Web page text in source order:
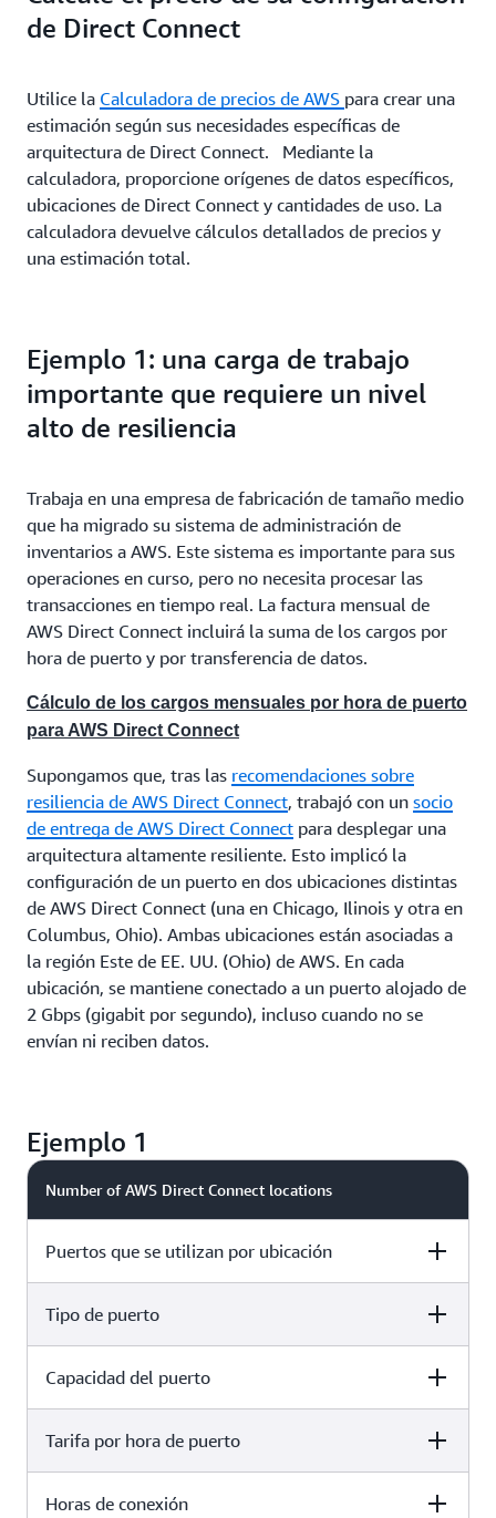
Sovereign Cloud (Alemania)
0,0197 EUR
de Direct Connect
Utilice la Calculadora de precios de AWS para crear una
estimación según sus necesidades específicas de
arquitectura de Direct Connect. Mediante la
calculadora, proporcione orígenes de datos específicos,
ubicaciones de Direct Connect y cantidades de uso. La
calculadora devuelve cálculos detallados de precios y
una estimación total.
Ejemplo 1: una carga de trabajo
importante que requiere un nivel
alto de resiliencia
Trabaja en una empresa de fabricación de tamaño medio
que ha migrado su sistema de administración de
inventarios a AWS. Este sistema es importante para sus
operaciones en curso, pero no necesita procesar las
transacciones en tiempo real. La factura mensual de
AWS Direct Connect incluirá la suma de los cargos por
hora de puerto y por transferencia de datos.
Cálculo de los cargos mensuales por hora de puerto
para AWS Direct Connect
Supongamos que, tras las recomendaciones sobre
resiliencia de AWS Direct Connect, trabajó con un socio
de entrega de AWS Direct Connect para desplegar una
arquitectura altamente resiliente. Esto implicó la
configuración de un puerto en dos ubicaciones distintas
de AWS Direct Connect (una en Chicago, Ilinois y otra en
Columbus, Ohio). Ambas ubicaciones están asociadas a
la región Este de EE. UU. (Ohio) de AWS. En cada
ubicación, se mantiene conectado a un puerto alojado de
2 Gbps (gigabit por segundo), incluso cuando no se
envían ni reciben datos.
Ejemplo 1
Number of AWS Direct Connect locations
Puertos que se utilizan por ubicación
2 locations
1 puerto
Tipo de puerto
2 locations
Alojado
Capacidad del puerto
2 locations
2 Gbps
Tarifa por hora de puerto
2 locations
Horas de conexión